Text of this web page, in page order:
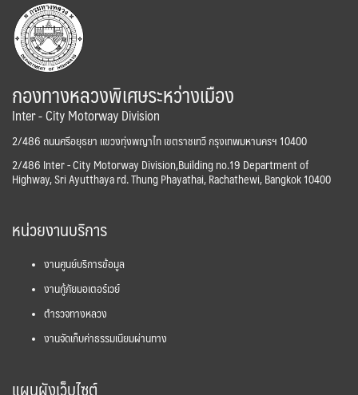
กองทางหลวงพิเศษระหว่างเมือง
Inter - City Motorway Division
2/486 ถนนศรีอยุธยา แขวงทุ่งพญาไท เขตราชเทวี กรุงเทพมหานครฯ 10400
2/486 Inter - City Motorway Division,Building no.19 Department of
Highway, Sri Ayutthaya rd. Thung Phayathai, Rachathewi, Bangkok 10400
หน่วยงานบริการ
งานศูนย์บริการข้อมูล
งานกู้ภัยมอเตอร์เวย์
ตำรวจทางหลวง
งานจัดเก็บค่าธรรมเนียมผ่านทาง
แผนผังเว็บไซต์